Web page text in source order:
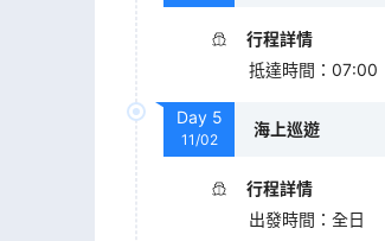
行程詳情
抵達時間 ： 07:00
Day 5
11/02
海上巡遊
行程詳情
出發時間 ： 全日